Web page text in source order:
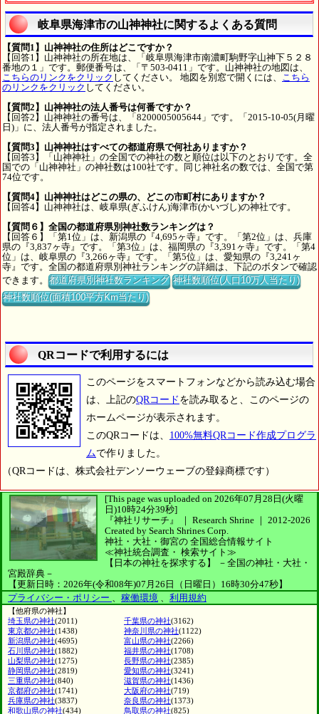
岐阜県海津市の山神神社に関するよくある質問
【質問1】山神神社の住所はどこですか？
【回答1】山神神社の所在地は、「岐阜県海津市南濃町駒野字山神下５２８
番地の１」です。郵便番号は、「〒503-0411」です。山神神社の地図は、
こちらのリンクをクリック してください。 地図を別窓で開くには、 こちら
のリンクをクリック してください。
【質問2】山神神社の法人番号は何番ですか？
【回答2】山神神社の番号は、「8200005005644」です。「2015-10-05(月曜
日)」に、法人番号が指定されました。
【質問3】山神神社はすべての都道府県で何社ありますか？
【回答3】「山神神社」の全国での神社の数と順位は以下のとおりです。全
国での「山神神社」の神社数は100社です。同じ神社名の数では、全国で第
74位です。
【質問4】山神神社はどこの県の、どこの市町村にありますか？
【回答4】山神神社は、岐阜県(ぎふけん)海津市(かいづし)の神社です。
【質問６】全国の都道府県別神社数ランキングは？
【回答６】「第1位」は、新潟県の『4,695ヶ寺』です。「第2位」は、兵庫
県の『3,837ヶ寺』です。「第3位」は、福岡県の『3,391ヶ寺』です。「第4
位」は、岐阜県の『3,266ヶ寺』です。「第5位」は、愛知県の『3,241ヶ
寺』です。全国の都道府県別神社ランキングの詳細は、下記のボタンで確認
できます。都道府県別神社数ランキング 神社数順位(人口10万人当たり)
神社数順位(面積100平方Km当たり)
QRコードで利用するには
このページをスマートフォンなどから読み込む場合
は、上記のQRコード を読み取ると、このページの
ホームページが表示されます。
このQRコードは、 100%無料QRコード作成プログラ
ムで作りました。
（QRコードは、株式会社デンソーウェーブの登録商標です）
[This page was uploaded on 2026年07月28日(火曜
日)10時24分39秒]
『神社リサーチ』 ｜ Research Shrine ｜ 2012-2026
Created by Search Shrines Corp.
神社・大社・御宮の 全国総合情報サイト
≪神社統合調査・ 検索サイト≫
【日本の神社を探求する】
－全国の神社・大社・
宮殿辞典－
【更新日時：2026年(令和08年)07月26日（日曜日）16時30分47秒】
プライバシー・ポリシー 、 稼働環境 、 利用規約
【他府県の神社】
埼玉県の神社(2011) 千葉県の神社(3162)
東京都の神社(1438) 神奈川県の神社(1122)
新潟県の神社(4695) 富山県の神社(2266)
石川県の神社(1882) 福井県の神社(1708)
山梨県の神社(1275) 長野県の神社(2385)
静岡県の神社(2819) 愛知県の神社(3241)
三重県の神社(840) 滋賀県の神社(1436)
京都府の神社(1741) 大阪府の神社(719)
兵庫県の神社(3837) 奈良県の神社(1373)
和歌山県の神社(434) 鳥取県の神社(825)